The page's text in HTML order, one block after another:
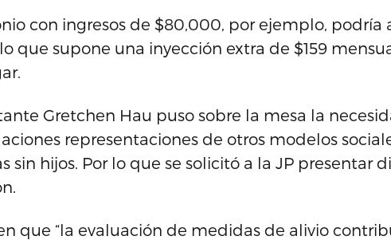
con ingresos de $80,000, por ejemplo, podría
que supone una inyección extra de $159
Gretchen Hau puso sobre la mesa la
representaciones de otros modelos
sin hijos. Por lo que se solicitó a la JP presentar
que “la evaluación de medidas de alivio